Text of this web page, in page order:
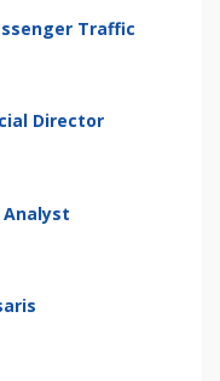
Traffic
Director
Analyst